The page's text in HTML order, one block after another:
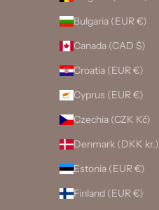
Bulgaria (EUR €)
Canada (CAD $)
Croatia (EUR €)
Cyprus (EUR €)
Czechia (CZK Kč)
Denmark (DKK kr.)
Estonia (EUR €)
Finland (EUR €)